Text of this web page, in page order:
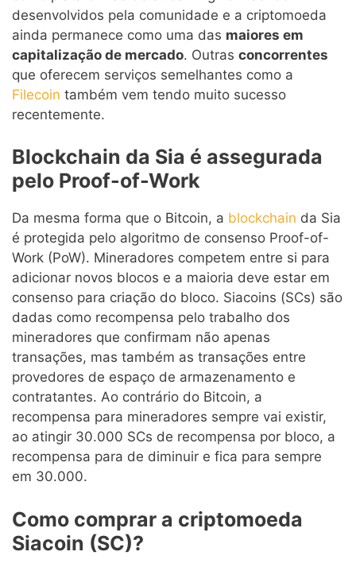
desenvolvidos pela comunidade e a criptomoeda
ainda permanece como uma das maiores em
capitalização de mercado. Outras concorrentes
que oferecem serviços semelhantes como a
Filecoin também vem tendo muito sucesso
recentemente.
Blockchain da Sia é assegurada
pelo Proof-of-Work
Da mesma forma que o Bitcoin, a blockchain da Sia
é protegida pelo algoritmo de consenso Proof-of-
Work (PoW). Mineradores competem entre si para
adicionar novos blocos e a maioria deve estar em
consenso para criação do bloco. Siacoins (SCs) são
dadas como recompensa pelo trabalho dos
mineradores que confirmam não apenas
transações, mas também as transações entre
provedores de espaço de armazenamento e
contratantes. Ao contrário do Bitcoin, a
recompensa para mineradores sempre vai existir,
ao atingir 30.000 SCs de recompensa por bloco, a
recompensa para de diminuir e fica para sempre
em 30.000.
Como comprar a criptomoeda
Siacoin (SC)?